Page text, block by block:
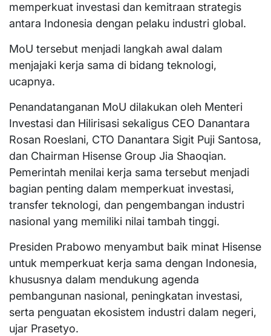
memperkuat investasi dan kemitraan strategis
antara Indonesia dengan pelaku industri global.
MoU tersebut menjadi langkah awal dalam
menjajaki kerja sama di bidang teknologi,
ucapnya.
Penandatanganan MoU dilakukan oleh Menteri
Investasi dan Hilirisasi sekaligus CEO Danantara
Rosan Roeslani, CTO Danantara Sigit Puji Santosa,
dan Chairman Hisense Group Jia Shaoqian.
Pemerintah menilai kerja sama tersebut menjadi
bagian penting dalam memperkuat investasi,
transfer teknologi, dan pengembangan industri
nasional yang memiliki nilai tambah tinggi.
Presiden Prabowo menyambut baik minat Hisense
untuk memperkuat kerja sama dengan Indonesia,
khususnya dalam mendukung agenda
pembangunan nasional, peningkatan investasi,
serta penguatan ekosistem industri dalam negeri,
ujar Prasetyo.